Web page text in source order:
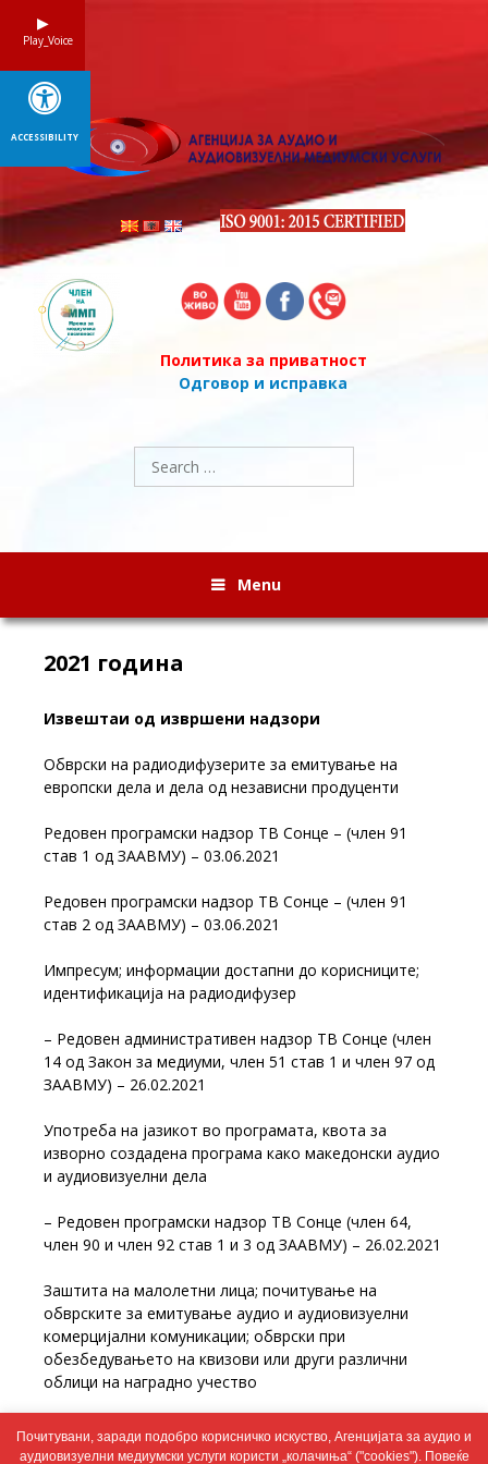
Политика за приватност
Одговор и исправка
Search
for:
Menu
2021 година
Извештаи од извршени надзори
Обврски на радиодифузерите за емитување на
европски дела и дела од независни продуценти
Редовен програмски надзор ТВ Сонце – (член 91
став 1 од ЗААВМУ) – 03.06.2021
Редовен програмски надзор ТВ Сонце – (член 91
став 2 од ЗААВМУ) – 03.06.2021
Импресум; информации достапни до корисниците;
идентификација на радиодифузер
– Редовен административен надзор ТВ Сонце (член
14 од Закон за медиуми, член 51 став 1 и член 97 од
ЗААВМУ) – 26.02.2021
Употреба на јазикот во програмата, квота за
изворно создадена програма како македонски аудио
и аудиовизуелни дела
– Редовен програмски надзор ТВ Сонце (член 64,
член 90 и член 92 став 1 и 3 од ЗААВМУ) – 26.02.2021
Заштита на малолетни лица; почитување на
обврските за емитување аудио и аудиовизуелни
комерцијални комуникации; обврски при
обезбедувањето на квизови или други различни
облици на наградно учество
– Редовен програмски надзор ТВ Сонце (член 50
став 3, членови 53, 54, 55, 98, 99, 100 и 101, член 52,
Почитувани, заради подобро корисничко искуство, Агенцијата за аудио и
аудиовизуелни медиумски услуги користи „колачиња“ ("cookies"). Повеќе
Play_Voice
ACCESSIBILITY